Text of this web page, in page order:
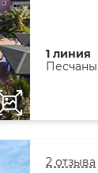
1 линия
2 отзыва